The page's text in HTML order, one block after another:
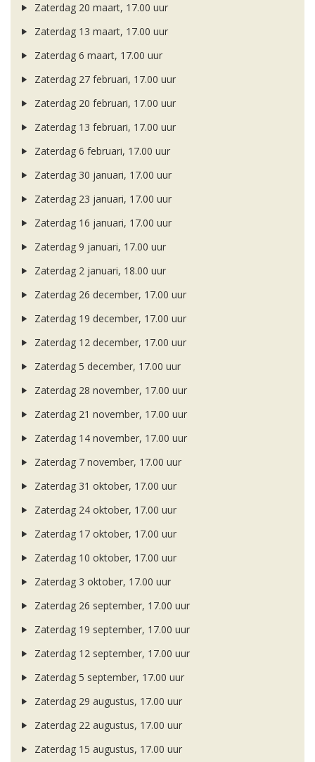
Zaterdag 20 maart, 17.00 uur
Zaterdag 13 maart, 17.00 uur
Zaterdag 6 maart, 17.00 uur
Zaterdag 27 februari, 17.00 uur
Zaterdag 20 februari, 17.00 uur
Zaterdag 13 februari, 17.00 uur
Zaterdag 6 februari, 17.00 uur
Zaterdag 30 januari, 17.00 uur
Zaterdag 23 januari, 17.00 uur
Zaterdag 16 januari, 17.00 uur
Zaterdag 9 januari, 17.00 uur
Zaterdag 2 januari, 18.00 uur
Zaterdag 26 december, 17.00 uur
Zaterdag 19 december, 17.00 uur
Zaterdag 12 december, 17.00 uur
Zaterdag 5 december, 17.00 uur
Zaterdag 28 november, 17.00 uur
Zaterdag 21 november, 17.00 uur
Zaterdag 14 november, 17.00 uur
Zaterdag 7 november, 17.00 uur
Zaterdag 31 oktober, 17.00 uur
Zaterdag 24 oktober, 17.00 uur
Zaterdag 17 oktober, 17.00 uur
Zaterdag 10 oktober, 17.00 uur
Zaterdag 3 oktober, 17.00 uur
Zaterdag 26 september, 17.00 uur
Zaterdag 19 september, 17.00 uur
Zaterdag 12 september, 17.00 uur
Zaterdag 5 september, 17.00 uur
Zaterdag 29 augustus, 17.00 uur
Zaterdag 22 augustus, 17.00 uur
Zaterdag 15 augustus, 17.00 uur